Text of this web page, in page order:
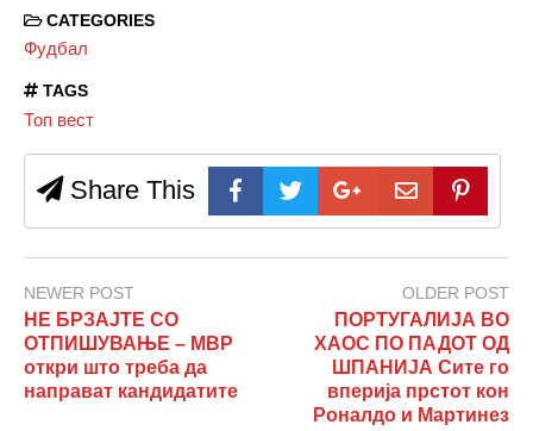
CATEGORIES
Фудбал
TAGS
Топ вест
Share This
NEWER POST
НЕ БРЗАЈТЕ СО
ОТПИШУВАЊЕ – МВР
откри што треба да
направат кандидатите
OLDER POST
ПОРТУГАЛИЈА ВО
ХАОС ПО ПАДОТ ОД
ШПАНИЈА Сите го
вперија прстот кон
Роналдо и Мартинез